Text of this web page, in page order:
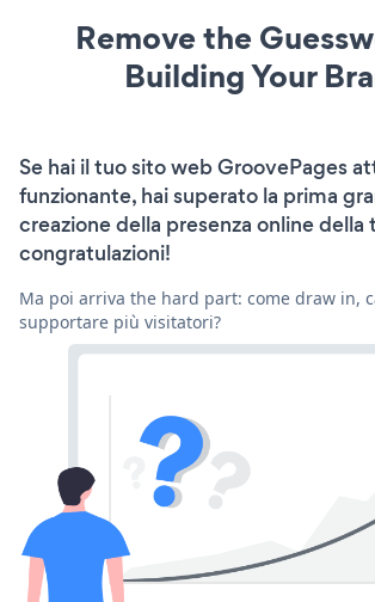
Remove the
Building Your
Se hai il tuo sito web GroovePages
funzionante, hai superato la prima
creazione della presenza online
congratulazioni!
Ma poi arriva the hard part: come draw in,
supportare più visitatori?